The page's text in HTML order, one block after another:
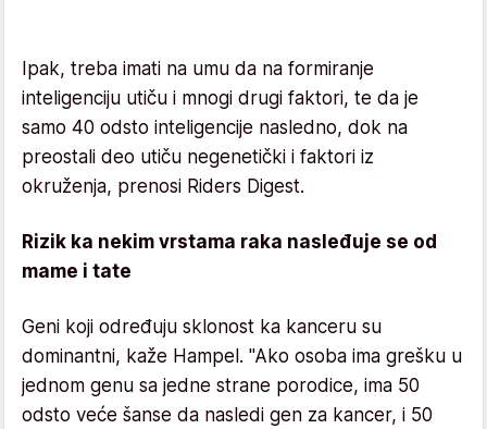
Ipak, treba imati na umu da na formiranje
inteligenciju utiču i mnogi drugi faktori, te da je
samo 40 odsto inteligencije nasledno, dok na
preostali deo utiču negenetički i faktori iz
okruženja, prenosi Riders Digest.
Rizik ka nekim vrstama raka nasleđuje se od
mame i tate
Geni koji određuju sklonost ka kanceru su
dominantni, kaže Hampel. "Ako osoba ima grešku u
jednom genu sa jedne strane porodice, ima 50
odsto veće šanse da nasledi gen za kancer, i 50